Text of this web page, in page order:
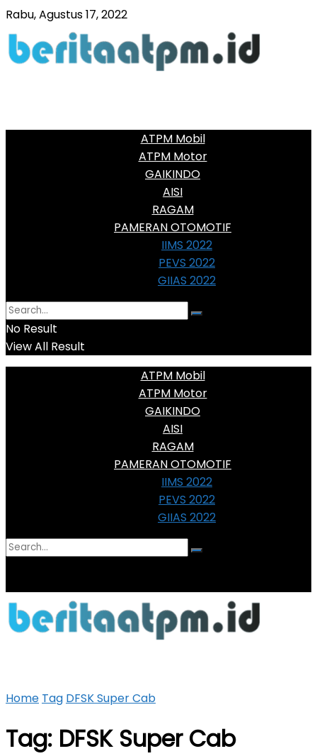
Rabu, Agustus 17, 2022
ATPM Mobil
ATPM Motor
GAIKINDO
AISI
RAGAM
PAMERAN OTOMOTIF
IIMS 2022
PEVS 2022
GIIAS 2022
No Result
View All Result
ATPM Mobil
ATPM Motor
GAIKINDO
AISI
RAGAM
PAMERAN OTOMOTIF
IIMS 2022
PEVS 2022
GIIAS 2022
Home Tag DFSK Super Cab
Tag: DFSK Super Cab